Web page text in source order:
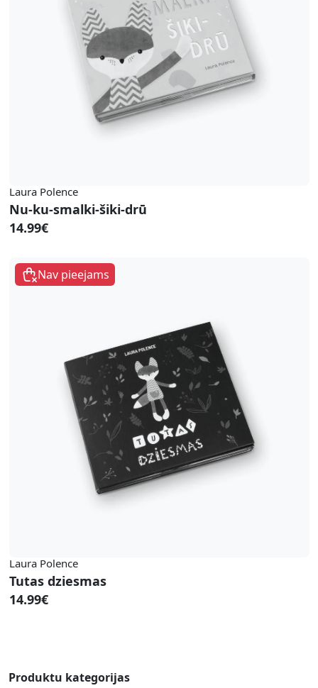
Laura Polence
Nu-ku-smalki-šiki-drū
14.99€
Nav pieejams
Laura Polence
Tutas dziesmas
14.99€
Produktu kategorijas